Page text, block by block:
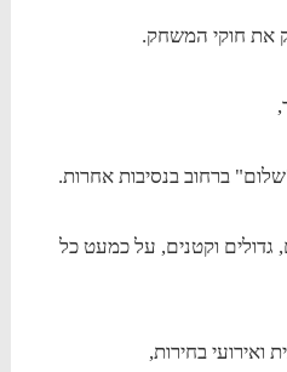
את חוקי המשחק.
ברחוב בנסיבות אחרות.
גדולים וקטנים, על כמעט כל
ואירועי בחירות,